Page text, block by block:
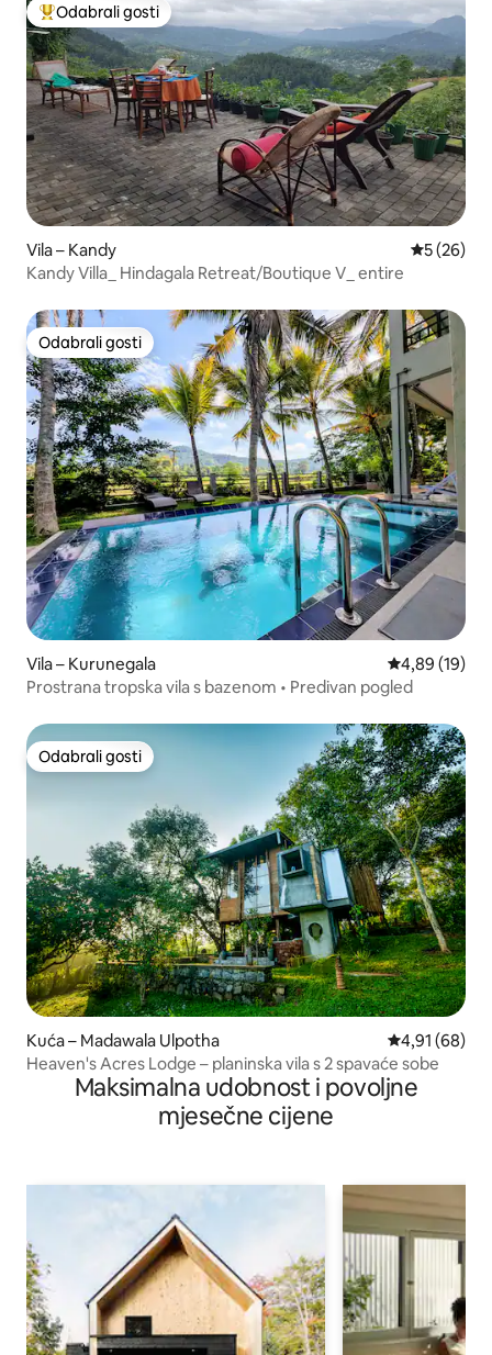
Među najviše rangiranima s oznakom „Odabrali gosti”
Odabrali gosti
Vila – Kandy Prosječna
5 (26)
Kandy Villa_ Hindagala Retreat/Boutique V_ entire
Odabrali gosti
Odabrali gosti
Vila – Kurunegala Prosječna
4,89 (19)
Prostrana tropska vila s bazenom • Predivan pogled
Odabrali gosti
Odabrali gosti
Kuća – Madawala Ulpotha Prosječna
4,91 (68)
Heaven's Acres Lodge – planinska vila s 2 spavaće sobe
Maksimalna udobnost i povoljne
mjesečne cijene